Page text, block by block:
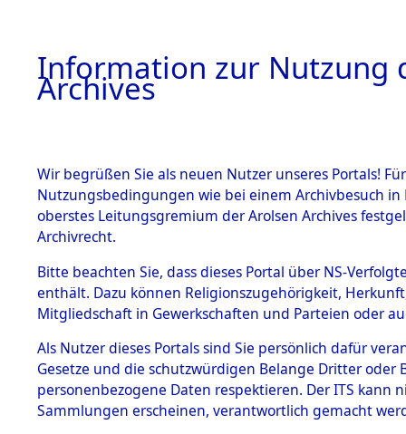
BESTÄNDE
1.
mente
5. Verschiedenes
5.3
Todesmärsche
Information zur Nutzung
Archives
Wir begrüßen Sie als neuen Nutzer unseres Portals!
Nutzungsbedingungen wie bei einem Archivbesuch
oberstes Leitungsgremium der Arolsen Archives
Archivrecht.
Bitte beachten Sie, dass dieses Portal über NS-
enthält. Dazu können Religionszugehörigkeit,
Mitgliedschaft in Gewerkschaften und Parteien oder
Als Nutzer dieses Portals sind Sie persönlich dafür
Gesetze und die schutzwürdigen Belange Dritter
personenbezogene Daten respektieren. Der ITS
Sammlungen erscheinen, verantwortlich gemacht